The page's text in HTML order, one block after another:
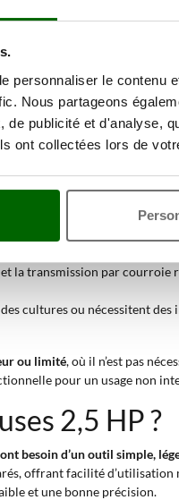
personnaliser le contenu
Nous partageons
de publicité et d'analyse,
ont collectées lors de
HP ?
déjà cultivés
ou jardins. L’utilisation d’un
2,5 HP est indiqué :
entre 39 et 69 cm
permet de fragmenter
dans des contextes
la transmission par courroie
cultures ou nécessitent
ou limité, où il n’est pas
pour un usage non
2,5 HP ?
besoin d’un outil simple,
offrant facilité
et une bonne précision.